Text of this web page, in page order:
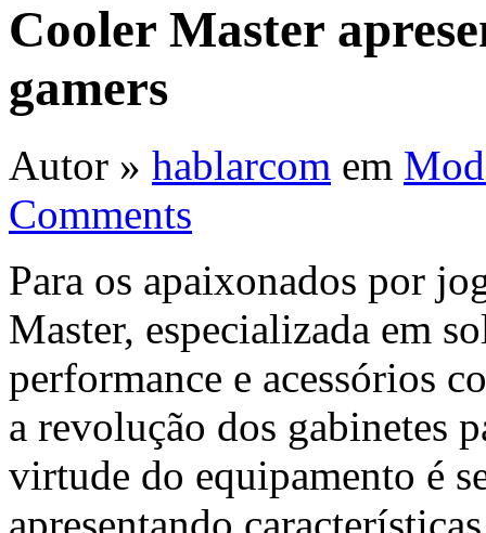
Cooler Master
gamers
Autor » hablarcom em
Comments
Para os apaixonados por
Master, especializada em
performance e acessórios
a revolução dos gabinetes
virtude do equipamento é
apresentando